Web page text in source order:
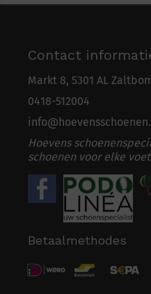
Contact
Markt 8, 5301 AL
0418-512004
Hoevens
schoenen voor elke
Betaalmethodes